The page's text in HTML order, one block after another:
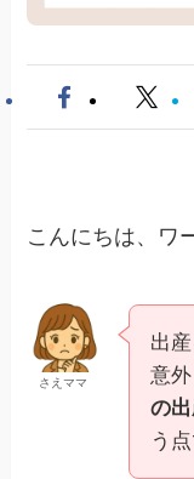
こんにちは、ワ
さえママ
出
意
の
う点